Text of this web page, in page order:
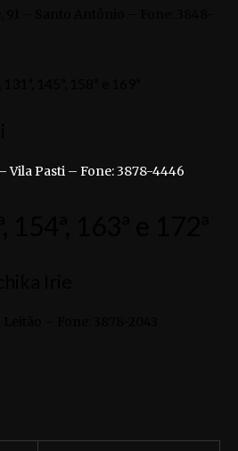
Vila Pasti – Fone: 3878-4446